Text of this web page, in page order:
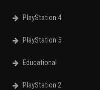
PlayStation 4
PlayStation 5
Educational
PlayStation 2